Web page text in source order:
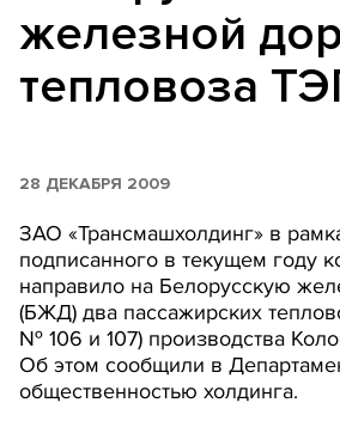
железной
тепловоза
28 ДЕКАБРЯ 2009
ЗАО «Трансмашхолдинг» в
подписанного в текущем году
направило на Белорусскую
(БЖД) два пассажирских
№ 106 и 107) производства
Об этом сообщили в
общественностью холдинга.